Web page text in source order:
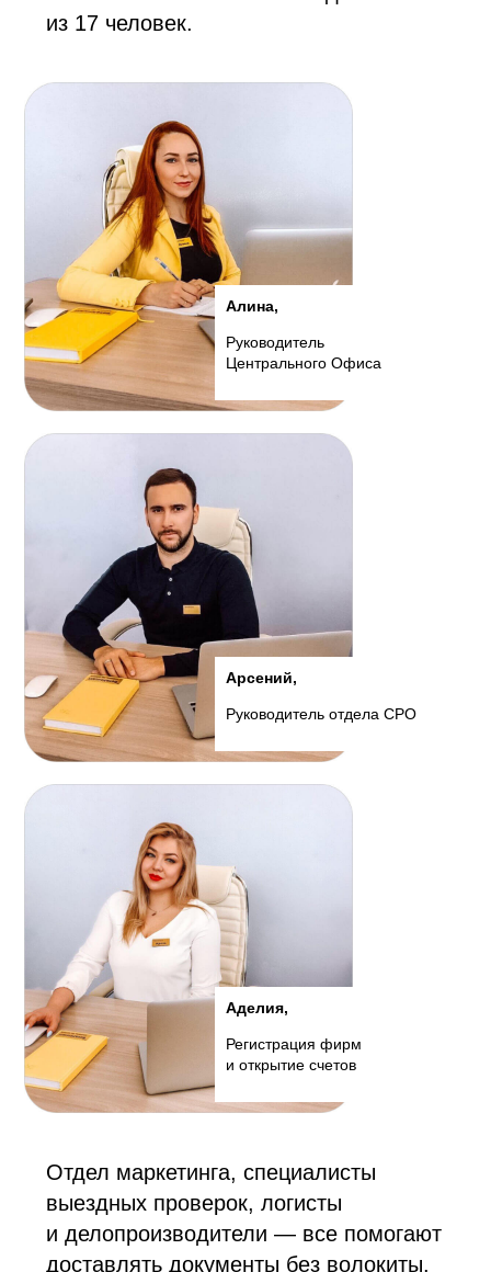
из 17 человек.
Алина,
Руководитель
Центрального Офиса
Арсений,
Руководитель отдела СРО
Аделия,
Регистрация фирм
и открытие счетов
Отдел маркетинга, специалисты
выездных проверок, логисты
и делопроизводители — все помогают
доставлять документы без волокиты.